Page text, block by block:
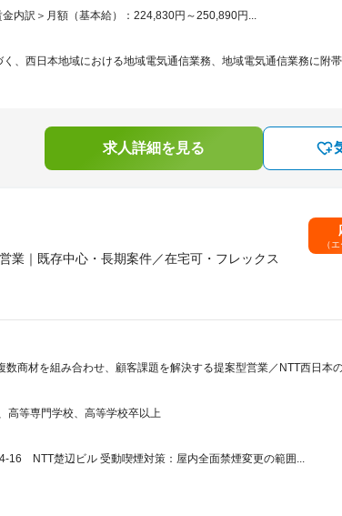
内訳＞月額（基本給）：224,830円～250,890円...
、西日本地域における地域電気通信業務、地域電気通信業務に附
求人詳細を見る
業｜既存中心・長期案件／在宅可・フレックス
（
商材を組み合わせ、顧客課題を解決する提案型営業／NTT西日本
高等専門学校、高等学校卒以上
16 NTT楚辺ビル 受動喫煙対策：屋内全面禁煙変更の範囲...